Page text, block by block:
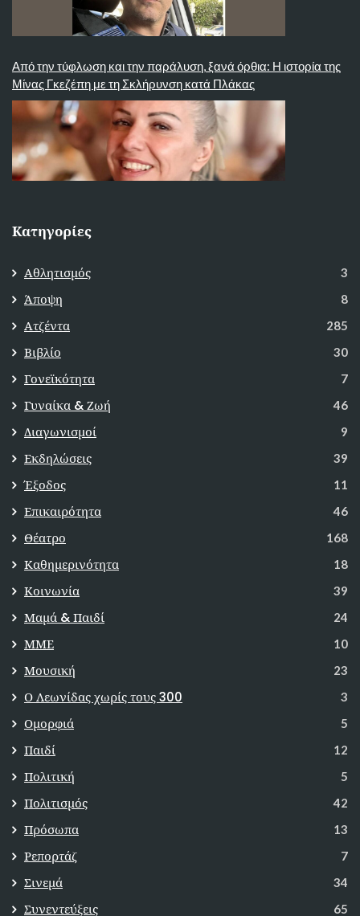
Από την τύφλωση και την παράλυση, ξανά όρθια: Η ιστορία της
Μίνας Γκεζέπη με τη Σκλήρυνση κατά Πλάκας
Κατηγορίες
Αθλητισμός 3
Άποψη 8
Ατζέντα 285
Βιβλίο 30
Γονεϊκότητα 7
Γυναίκα & Ζωή 46
Διαγωνισμοί 9
Εκδηλώσεις 39
Έξοδος 11
Επικαιρότητα 46
Θέατρο 168
Καθημερινότητα 18
Κοινωνία 39
Μαμά & Παιδί 24
ΜΜΕ 10
Μουσική 23
Ο Λεωνίδας χωρίς τους 300 3
Ομορφιά 5
Παιδί 12
Πολιτική 5
Πολιτισμός 42
Πρόσωπα 13
Ρεπορτάζ 7
Σινεμά 34
Συνεντεύξεις 65